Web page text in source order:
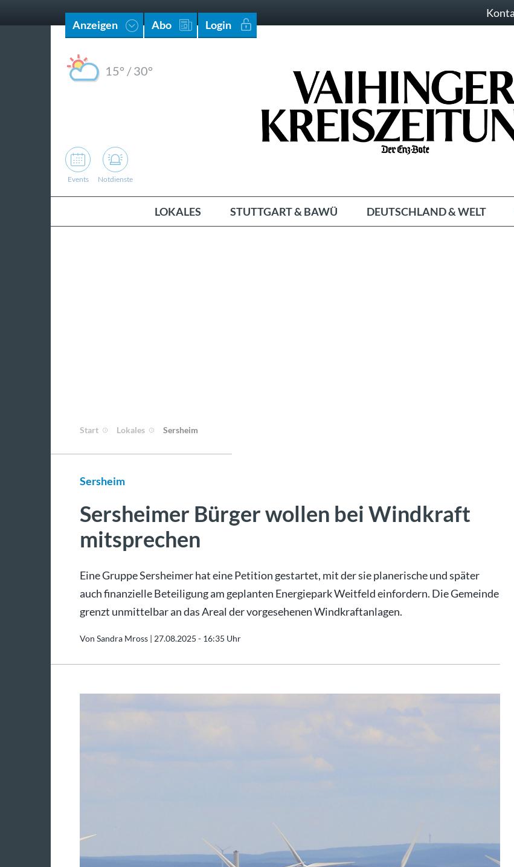
Anzeigen Abo Login
15° /30°
Events Notdienste
LOKALES STUTTGART & BAWÜ DEUTSCHLAND & WELT
Start Lokales Sersheim
Sersheim
Sersheimer Bürger wollen bei Windkraft
mitsprechen
Eine Gruppe Sersheimer hat eine Petition gestartet, mit der sie planerische und später
auch finanzielle Beteiligung am geplanten Energiepark Weitfeld einfordern. Die Gemeinde
grenzt unmittelbar an das Areal der vorgesehenen Windkraftanlagen.
Von Sandra Mross | 27.08.2025 - 16:35 Uhr